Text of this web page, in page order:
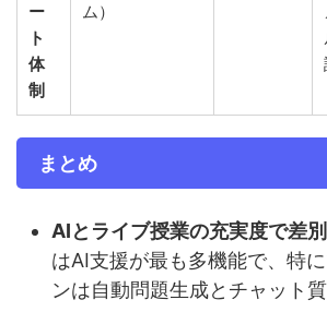
ー
ト
体
制
ム）
まとめ
AIとライブ授業の充実度で差
はAI支援が最も多機能で、特
ンは自動問題生成とチャット質